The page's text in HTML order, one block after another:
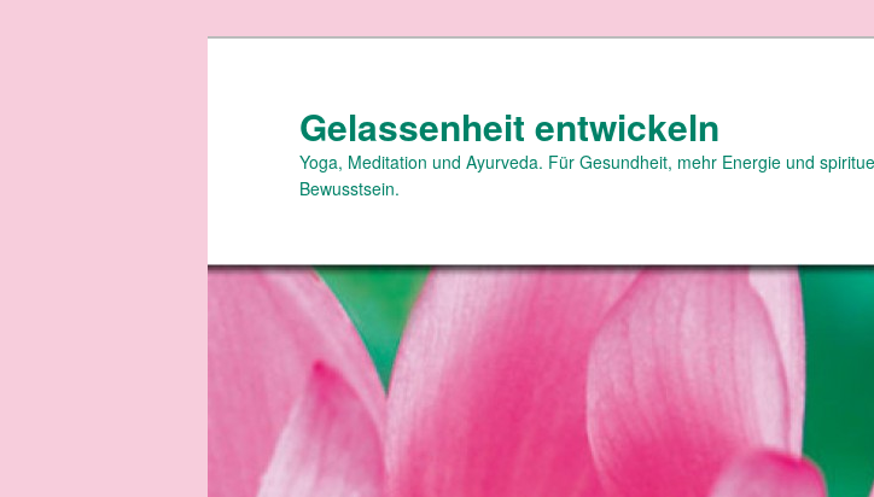
Gelassenheit entwickeln
Yoga, Meditation und Ayurveda. Für Gesundheit, mehr Energie und
Bewusstsein.